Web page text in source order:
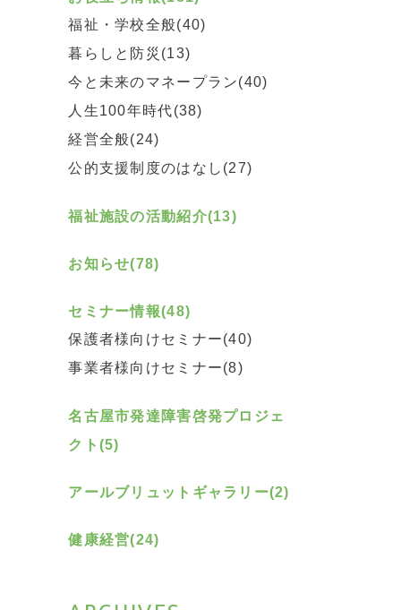
福祉・学校全般(40)
暮らしと防災(13)
今と未来のマネープラン(40)
人生100年時代(38)
経営全般(24)
公的支援制度のはなし(27)
福祉施設の活動紹介(13)
お知らせ(78)
セミナー情報(48)
保護者様向けセミナー(40)
事業者様向けセミナー(8)
名古屋市発達障害啓発プロジェ
クト(5)
アールブリュットギャラリー(2)
健康経営(24)